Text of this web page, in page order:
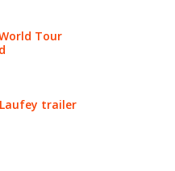
Tour
trailer